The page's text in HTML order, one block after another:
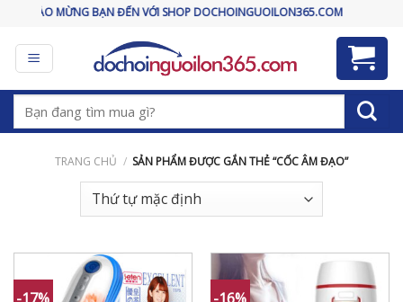
content
CHÀO MỪNG BẠN ĐẾN VỚI SHOP DOCHOINGUOILON365.COM
Tìm
kiếm:
TRANG CHỦ / SẢN PHẨM ĐƯỢC GẮN THẺ “CỐC ÂM ĐẠO”